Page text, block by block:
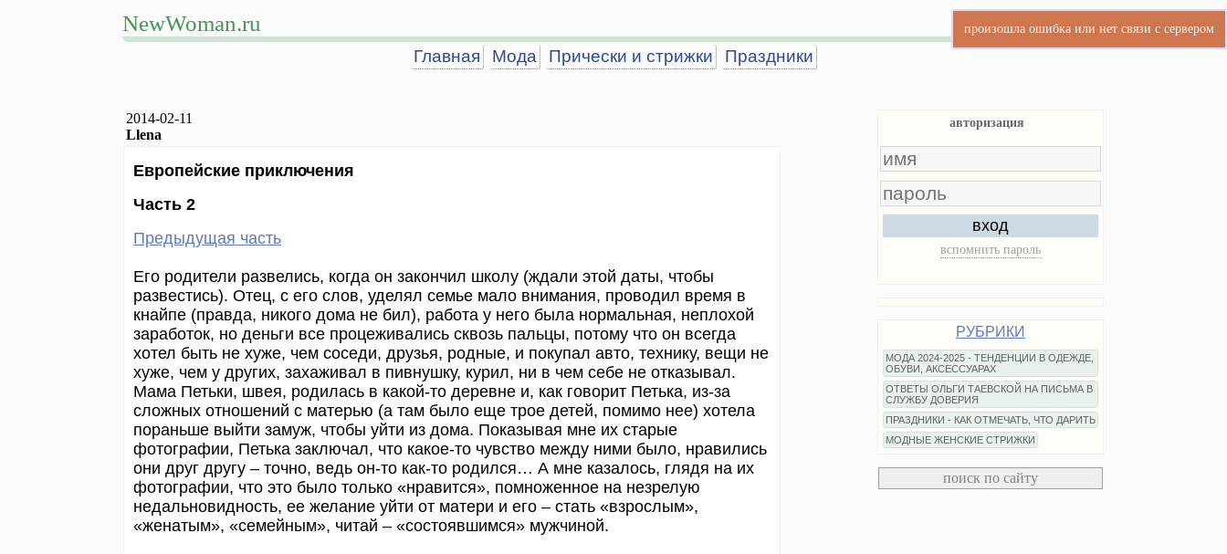
NewWoman.ru
Главная Мода Прически и стрижки Праздники
2014-02-11
Llena
Европейские приключения
Часть 2
Предыдущая часть
Его родители развелись, когда он закончил школу (ждали этой даты, чтобы
развестись). Отец, с его слов, уделял семье мало внимания, проводил время в
кнайпе (правда, никого дома не бил), работа у него была нормальная, неплохой
заработок, но деньги все процеживались сквозь пальцы, потому что он всегда
хотел быть не хуже, чем соседи, друзья, родные, и покупал авто, технику, вещи не
хуже, чем у других, захаживал в пивнушку, курил, ни в чем себе не отказывал.
Мама Петьки, швея, родилась в какой-то деревне и, как говорит Петька, из-за
сложных отношений с матерью (а там было еще трое детей, помимо нее) хотела
пораньше выйти замуж, чтобы уйти из дома. Показывая мне их старые
фотографии, Петька заключал, что какое-то чувство между ними было, нравились
они друг другу – точно, ведь он-то как-то родился… А мне казалось, глядя на их
фотографии, что это было только «нравится», помноженное на незрелую
недальновидность, ее желание уйти от матери и его – стать «взрослым»,
«женатым», «семейным», читай – «состоявшимся» мужчиной.
авторизация
вход
вспомнить пароль
РУБРИКИ
МОДА 2024-2025 - ТЕНДЕНЦИИ В ОДЕЖДЕ,
ОБУВИ, АКСЕССУАРАХ
ОТВЕТЫ ОЛЬГИ ТАЕВСКОЙ НА ПИСЬМА В
СЛУЖБУ ДОВЕРИЯ
ПРАЗДНИКИ - КАК ОТМЕЧАТЬ, ЧТО ДАРИТЬ
МОДНЫЕ ЖЕНСКИЕ СТРИЖКИ